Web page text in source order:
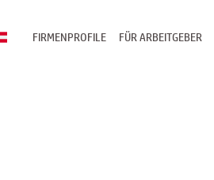
FÜR ARBEITGEBER
FIRMENPROFILE